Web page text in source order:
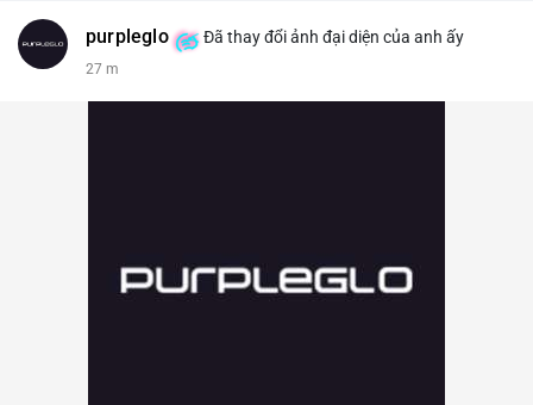
purpleglo Đã thay đổi ảnh đại diện của anh ấy
27 m